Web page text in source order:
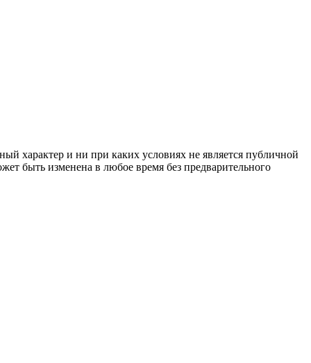
характер и ни при каких условиях не является публичной
быть изменена в любое время без предварительного